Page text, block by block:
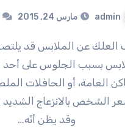
admin مارس 24, 2015
بسبب الجلوس على أحد
العامة، أو الحافلات
الشخص بالانزعاج
وقد يظن أنّه…